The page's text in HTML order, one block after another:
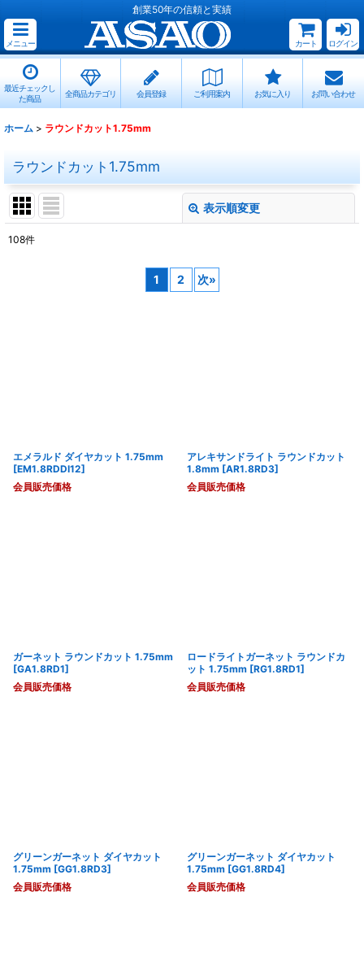
創業50年の信頼と実績
メニュー カート ログイン
最近チェックし
た商品
全商品カテゴリ 会員登録 ご利用案内 お気に入り お問い合わせ
ホーム > ラウンドカット1.75mm
ラウンドカット1.75mm
表示順変更
108件
1 2 次»
エメラルド ダイヤカット 1.75mm
[EM1.8RDDI12]
会員販売価格
アレキサンドライト ラウンドカット
1.8mm [AR1.8RD3]
会員販売価格
ガーネット ラウンドカット 1.75mm
[GA1.8RD1]
会員販売価格
ロードライトガーネット ラウンドカ
ット 1.75mm [RG1.8RD1]
会員販売価格
グリーンガーネット ダイヤカット
1.75mm [GG1.8RD3]
会員販売価格
グリーンガーネット ダイヤカット
1.75mm [GG1.8RD4]
会員販売価格